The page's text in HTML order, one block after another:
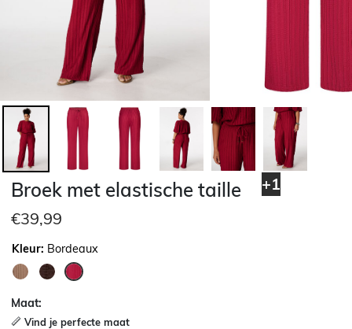
+1
Broek met elastische taille
€39,99
Kleur: Bordeaux
Maat:
Vind je perfecte maat